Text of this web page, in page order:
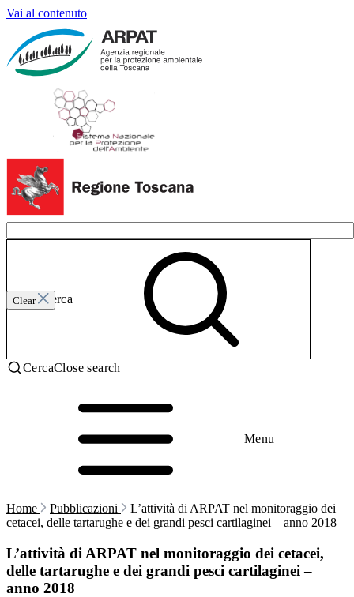
Vai al contenuto
Clear
Invia ricerca
CercaClose search
Menu
Home Pubblicazioni
L’attività di ARPAT nel monitoraggio dei
cetacei, delle tartarughe e dei grandi pesci cartilaginei – anno 2018
L’attività di ARPAT nel monitoraggio dei cetacei,
delle tartarughe e dei grandi pesci cartilaginei –
anno 2018